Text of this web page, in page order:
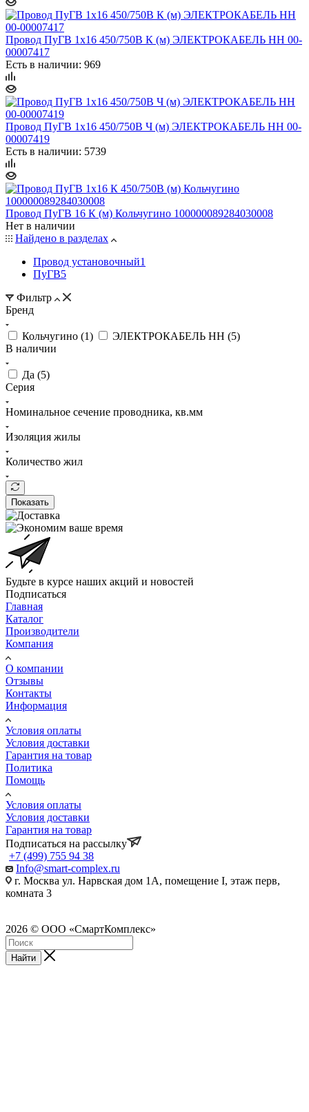
Провод ПуГВ 1х16 450/750В К (м) ЭЛЕКТРОКАБЕЛЬ НН 00-
00007417
Есть в наличии: 969
Провод ПуГВ 1х16 450/750В Ч (м) ЭЛЕКТРОКАБЕЛЬ НН 00-
00007419
Есть в наличии: 5739
Провод ПуГВ 16 К (м) Кольчугино 100000089284030008
Нет в наличии
Найдено в разделах
Провод установочный1
ПуГВ5
Фильтр
Бренд
Кольчугино (1) ЭЛЕКТРОКАБЕЛЬ НН (5)
В наличии
Да (5)
Серия
Номинальное сечение проводника, кв.мм
Изоляция жилы
Количество жил
Показать
Будьте в курсе наших акций и новостей
Подписаться
Главная
Каталог
Производители
Компания
О компании
Отзывы
Контакты
Информация
Условия оплаты
Условия доставки
Гарантия на товар
Политика
Помощь
Условия оплаты
Условия доставки
Гарантия на товар
Подписаться на рассылку
+7 (499) 755 94 38
Info@smart-complex.ru
г. Москва ул. Нарвская дом 1А, помещение I, этаж перв,
комната 3
2026 © ООО «СмартКомплекс»
Найти